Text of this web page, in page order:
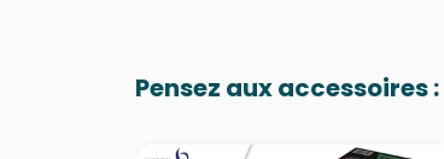
Pensez aux accessoires :